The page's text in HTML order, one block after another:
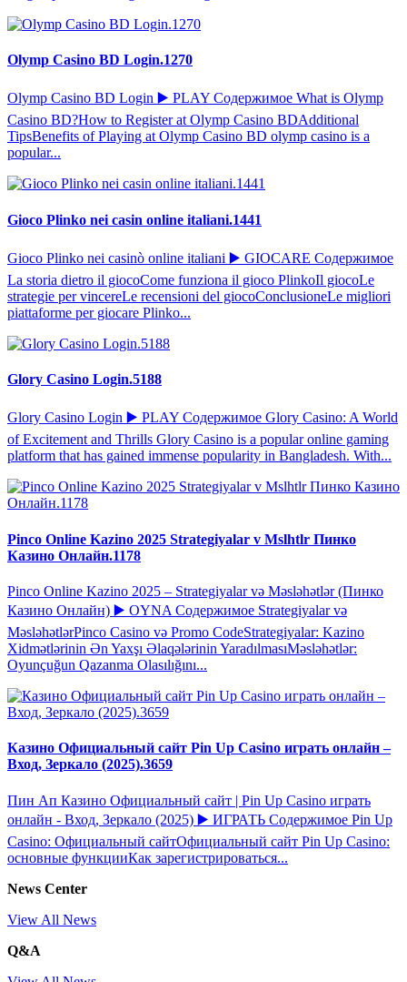
Olymp Casino BD Login.1270
Olymp Casino BD Login ▶️ PLAY Содержимое What is Olymp
Casino BD?How to Register at Olymp Casino BDAdditional
TipsBenefits of Playing at Olymp Casino BD olymp casino is a
popular...
Gioco Plinko nei casin online italiani.1441
Gioco Plinko nei casinò online italiani ▶️ GIOCARE Содержимое
La storia dietro il giocoCome funziona il gioco PlinkoIl giocoLe
strategie per vincereLe recensioni del giocoConclusioneLe migliori
piattaforme per giocare Plinko...
Glory Casino Login.5188
Glory Casino Login ▶️ PLAY Содержимое Glory Casino: A World
of Excitement and Thrills Glory Casino is a popular online gaming
platform that has gained immense popularity in Bangladesh. With...
Pinco Online Kazino 2025 Strategiyalar v Mslhtlr Пинко
Казино Онлайн.1178
Pinco Online Kazino 2025 – Strategiyalar və Məsləhətlər (Пинко
Казино Онлайн) ▶️ OYNA Содержимое Strategiyalar və
MəsləhətlərPinco Casino və Promo CodeStrategiyalar: Kazino
Xidmətlərinin Ən Yaxşı Əlaqələrinin YaradılmasıMəsləhətlər:
Oyunçuğun Qazanma Olasılığını...
Казино Официальный сайт Pin Up Casino играть онлайн –
Вход, Зеркало (2025).3659
Пин Ап Казино Официальный сайт | Pin Up Casino играть
онлайн - Вход, Зеркало (2025) ▶️ ИГРАТЬ Содержимое Pin Up
Casino: Официальный сайтОфициальный сайт Pin Up Casino:
основные функцииКак зарегистрироваться...
News Center
View All News
Q&A